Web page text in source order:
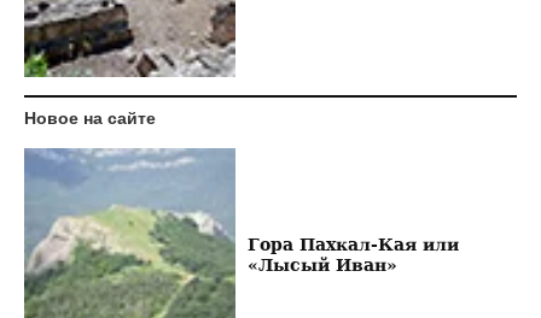
Новое на сайте
Гора Пахкал-Кая или
«Лысый Иван»